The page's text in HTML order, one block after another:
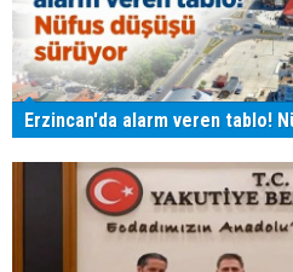
Erzincan'da alarm veren tablo!